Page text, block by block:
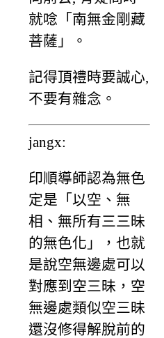
就唸「南無金剛藏
菩薩」。
記得頂禮時要誠心,
不要有雜念。
jangx:
印順導師認為無色
定是「以空、無
相、無所有三三昧
的無色化」，也就
是說空無邊處可以
對應到空三昧，空
無邊處類似空三昧
還沒修得解脫前的